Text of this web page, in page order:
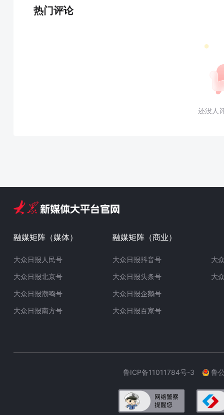
热门评论
还没人
融媒矩阵（媒体）
大众日报人民号
大众日报北京号
大众日报潮鸣号
大众日报南方号
融媒矩阵（商业）
大众日报抖音号
大众日报头条号
大众日报企鹅号
大众日报百家号
大
大
鲁ICP备11011784号-3 鲁